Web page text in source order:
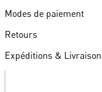
Modes de paiement
Retours
Expéditions &